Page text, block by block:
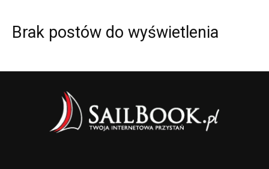
Brak postów do wyświetlenia